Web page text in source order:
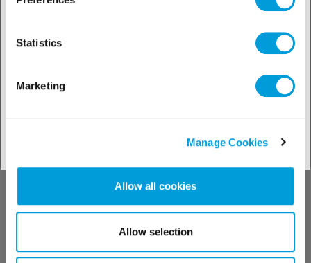
Statistics
Marketing
Manage Cookies
Allow all cookies
Allow selection
Technischer
Support